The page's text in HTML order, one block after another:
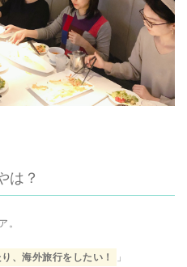
は？
。
、海外旅行をしたい！
」